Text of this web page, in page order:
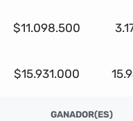
$11.098.500
$15.931.000
GANADOR(ES)